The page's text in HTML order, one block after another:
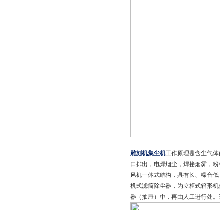
雕刻机集尘机工作原理是含尘气
口排出，电焊烟尘，焊接烟雾，
风机一体式结构，具有长、噪音
机式滤筒除尘器，为立柜式箱形
器（抽屉）中，再由人工进行处